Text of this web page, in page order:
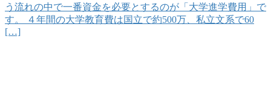
う流れの中で一番資金を必要とするのが「大学進学費用」で
す。 ４年間の大学教育費は国立で約500万、私立文系で60
[…]